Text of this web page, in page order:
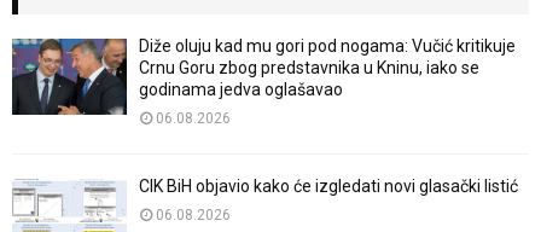
Diže oluju kad mu gori pod nogama: Vučić kritikuje
Crnu Goru zbog predstavnika u Kninu, iako se
godinama jedva oglašavao
06.08.2026
CIK BiH objavio kako će izgledati novi glasački listić
06.08.2026